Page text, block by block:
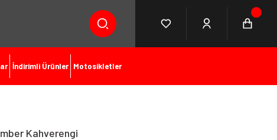
İndirimli Ürünler Motosikletler
Kahverengi